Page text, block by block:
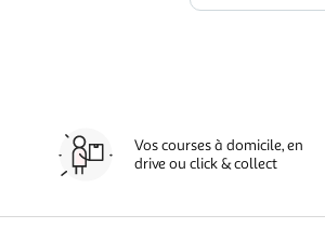
Vos courses à domicile, en
drive ou click & collect